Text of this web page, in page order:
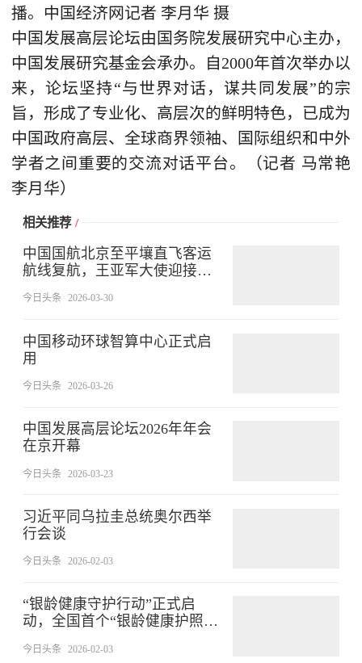
播。中国经济网记者 李月华 摄
中国发展高层论坛由国务院发展研究中心主办，
中国发展研究基金会承办。自2000年首次举办以
来，论坛坚持“与世界对话，谋共同发展”的宗
旨，形成了专业化、高层次的鲜明特色，已成为
中国政府高层、全球商界领袖、国际组织和中外
学者之间重要的交流对话平台。（记者 马常艳
李月华）
相关推荐 /
中国国航北京至平壤直飞客运
航线复航，王亚军大使迎接首
今日头条 2026-03-30
中国移动环球智算中心正式启
用
今日头条 2026-03-26
中国发展高层论坛2026年年会
在京开幕
今日头条 2026-03-23
习近平同乌拉圭总统奥尔西举
行会谈
今日头条 2026-02-03
“银龄健康守护行动”正式启
动，全国首个“银龄健康护照”
今日头条 2026-02-03